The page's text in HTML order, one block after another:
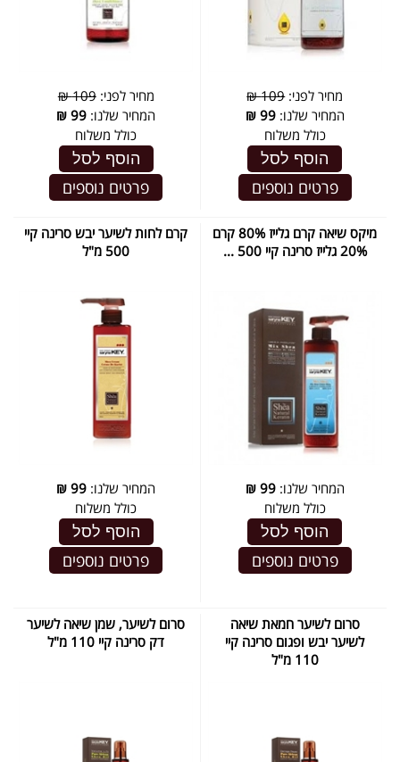
מחיר לפני:109 ₪
המחיר שלנו:99
₪
כולל משלוח
הוסף לסל
פרטים נוספים
מחיר לפני:109 ₪
המחיר שלנו: 99
₪
כולל משלוח
הוסף לסל
פרטים נוספים
מיקס שיאה קרם גלייז 80% קרם
20% גלייז סרינה קיי 500 ...
המחיר שלנו:99
₪
כולל משלוח
הוסף לסל
פרטים נוספים
קרם לחות לשיער יבש סרינה קיי
500 מ"ל
המחיר שלנו: 99
₪
כולל משלוח
הוסף לסל
פרטים נוספים
סרום לשיער חמאת שיאה
לשיער יבש ופגום סרינה קיי
110 מ"ל
סרום לשיער, שמן שיאה לשיער
דק סרינה קיי 110 מ"ל